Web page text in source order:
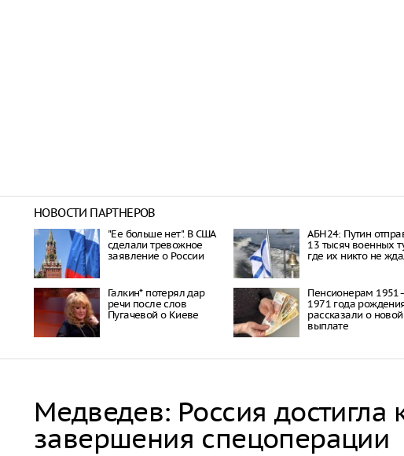
НОВОСТИ ПАРТНЕРОВ
"Ее больше нет". В США
сделали тревожное
заявление о России
АБН24: Путин
13 тысяч военных
где их никто не
Галкин* потерял дар
речи после слов
Пугачевой о Киеве
Пенсионерам
1971 года
рассказали о новой
выплате
Медведев: Россия достигла
завершения спецоперации